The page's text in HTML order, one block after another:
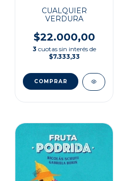
CUALQUIER
VERDURA
$22.000,00
3 cuotas sin interés de
$7.333,33